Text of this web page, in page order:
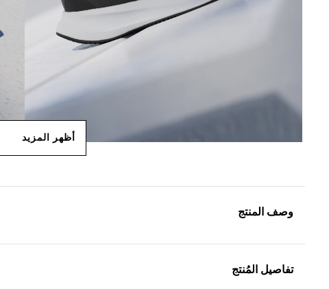
أظهر المزيد
وصف المنتج
تفاصيل المُنتج